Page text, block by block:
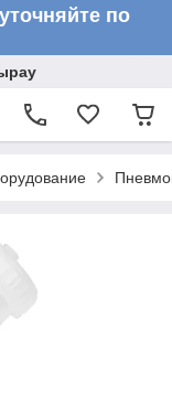
по